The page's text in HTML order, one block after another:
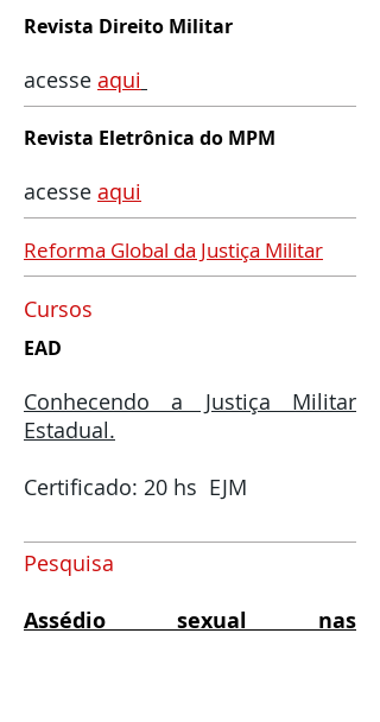
Revista Direito Militar
acesse aqui
Revista Eletrônica do MPM
acesse aqui
Reforma Global da Justiça Militar
Cursos
EAD
Conhecendo a Justiça Militar
Estadual.
Certificado: 20 hs EJM
Pesquisa
Assédio sexual nas